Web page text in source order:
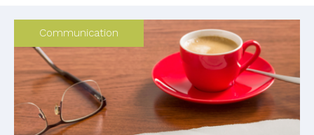
Communication